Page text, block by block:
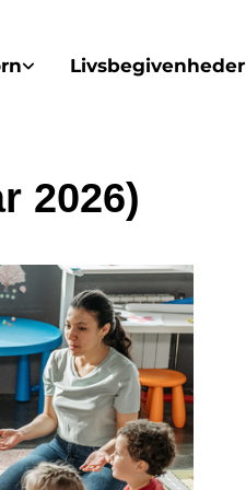
Livsbegivenheder
2026)